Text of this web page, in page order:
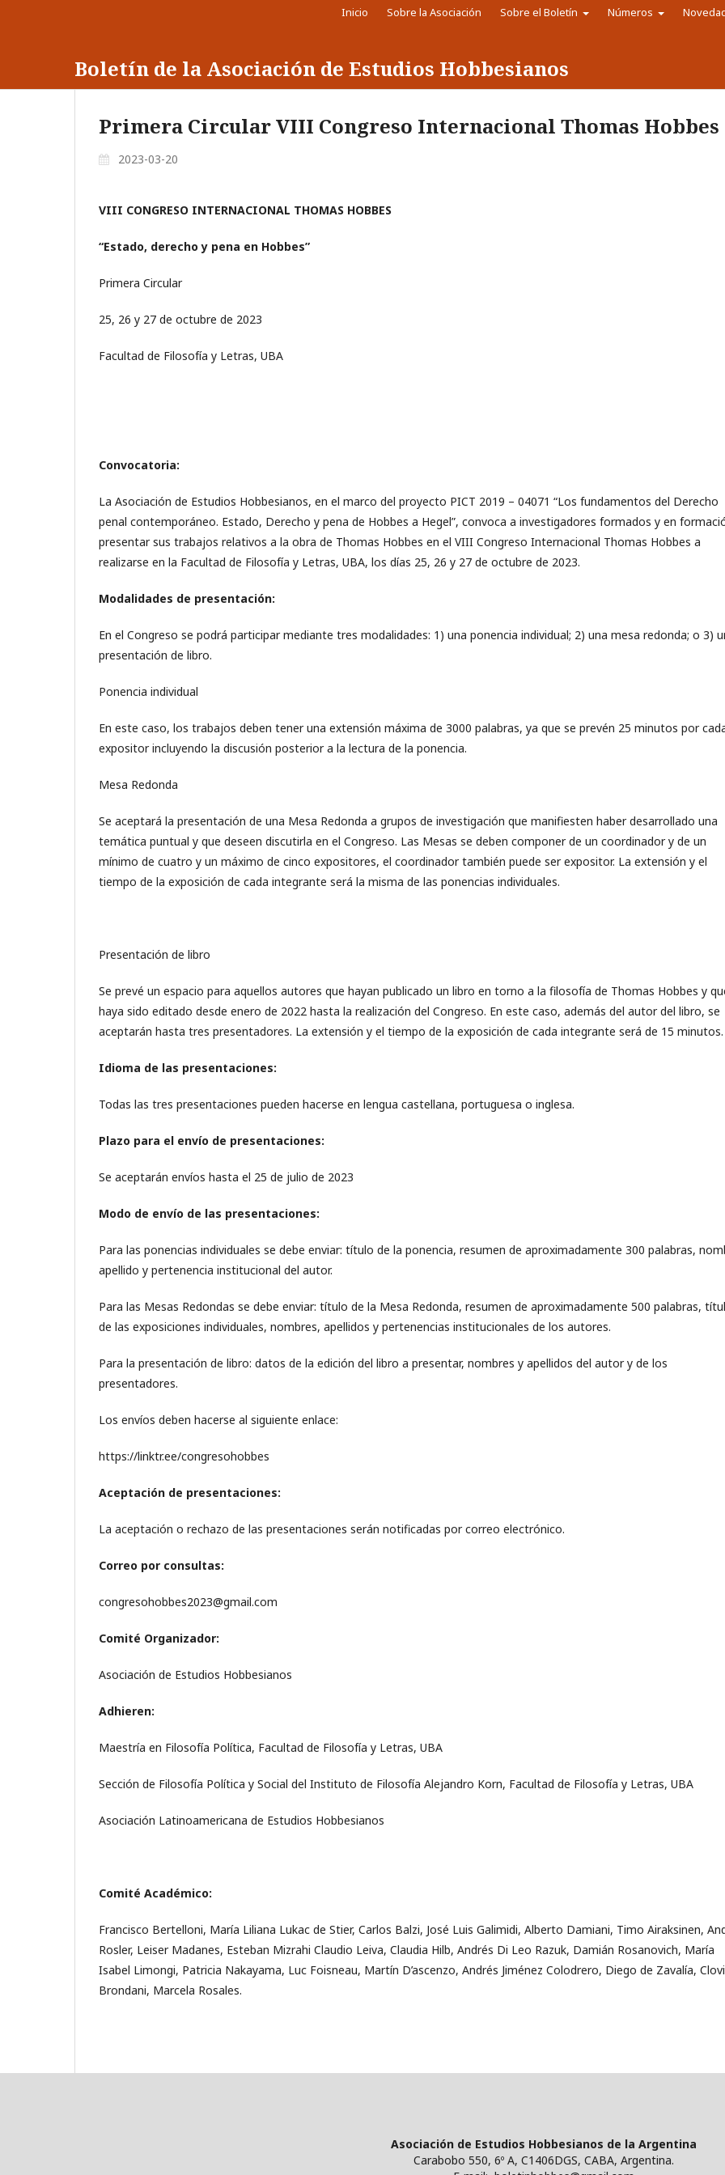
Boletín de la Asociación de Estudios Hobbesianos
Inicio Sobre la Asociación Sobre el Boletín Números
Primera Circular VIII Congreso Internacional Thomas Hobbes
2023-03-20
VIII CONGRESO INTERNACIONAL THOMAS HOBBES
“Estado, derecho y pena en Hobbes”
Primera Circular
25, 26 y 27 de octubre de 2023
Facultad de Filosofía y Letras, UBA
Convocatoria:
La Asociación de Estudios Hobbesianos, en el marco del proyecto PICT 2019 – 04071 “Los fundamentos del Derecho
penal contemporáneo. Estado, Derecho y pena de Hobbes a Hegel”, convoca a investigadores formados y en
presentar sus trabajos relativos a la obra de Thomas Hobbes en el VIII Congreso Internacional Thomas Hobbes a
realizarse en la Facultad de Filosofía y Letras, UBA, los días 25, 26 y 27 de octubre de 2023.
Modalidades de presentación:
En el Congreso se podrá participar mediante tres modalidades: 1) una ponencia individual; 2) una mesa redonda; o 3)
presentación de libro.
Ponencia individual
En este caso, los trabajos deben tener una extensión máxima de 3000 palabras, ya que se prevén 25 minutos por
expositor incluyendo la discusión posterior a la lectura de la ponencia.
Mesa Redonda
Se aceptará la presentación de una Mesa Redonda a grupos de investigación que manifiesten haber desarrollado una
temática puntual y que deseen discutirla en el Congreso. Las Mesas se deben componer de un coordinador y de un
mínimo de cuatro y un máximo de cinco expositores, el coordinador también puede ser expositor. La extensión y el
tiempo de la exposición de cada integrante será la misma de las ponencias individuales.
Presentación de libro
Se prevé un espacio para aquellos autores que hayan publicado un libro en torno a la filosofía de Thomas Hobbes y
haya sido editado desde enero de 2022 hasta la realización del Congreso. En este caso, además del autor del libro, se
aceptarán hasta tres presentadores. La extensión y el tiempo de la exposición de cada integrante será de 15 minutos.
Idioma de las presentaciones:
Todas las tres presentaciones pueden hacerse en lengua castellana, portuguesa o inglesa.
Plazo para el envío de presentaciones:
Se aceptarán envíos hasta el 25 de julio de 2023
Modo de envío de las presentaciones:
Para las ponencias individuales se debe enviar: título de la ponencia, resumen de aproximadamente 300 palabras,
apellido y pertenencia institucional del autor.
Para las Mesas Redondas se debe enviar: título de la Mesa Redonda, resumen de aproximadamente 500 palabras,
de las exposiciones individuales, nombres, apellidos y pertenencias institucionales de los autores.
Para la presentación de libro: datos de la edición del libro a presentar, nombres y apellidos del autor y de los
presentadores.
Los envíos deben hacerse al siguiente enlace:
https://linktr.ee/congresohobbes
Aceptación de presentaciones:
La aceptación o rechazo de las presentaciones serán notificadas por correo electrónico.
Correo por consultas:
congresohobbes2023@gmail.com
Comité Organizador:
Asociación de Estudios Hobbesianos
Adhieren:
Maestría en Filosofía Política, Facultad de Filosofía y Letras, UBA
Sección de Filosofía Política y Social del Instituto de Filosofía Alejandro Korn, Facultad de Filosofía y Letras, UBA
Asociación Latinoamericana de Estudios Hobbesianos
Comité Académico:
Francisco Bertelloni, María Liliana Lukac de Stier, Carlos Balzi, José Luis Galimidi, Alberto Damiani, Timo Airaksinen,
Rosler, Leiser Madanes, Esteban Mizrahi Claudio Leiva, Claudia Hilb, Andrés Di Leo Razuk, Damián Rosanovich, María
Isabel Limongi, Patricia Nakayama, Luc Foisneau, Martín D’ascenzo, Andrés Jiménez Colodrero, Diego de Zavalía,
Brondani, Marcela Rosales.
Asociación de Estudios Hobbesianos de la Argentina
Carabobo 550, 6º A, C1406DGS, CABA, Argentina.